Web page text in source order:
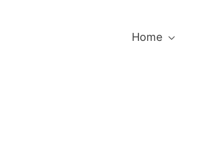
Home